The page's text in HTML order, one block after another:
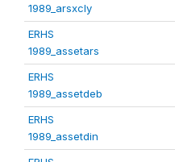
1989_arsxcly
ERHS
1989_assetars
ERHS
1989_assetdeb
ERHS
1989_assetdin